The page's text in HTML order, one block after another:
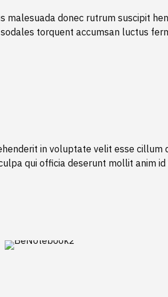
malesuada donec rutrum suscipit
torquent accumsan luctus
in voluptate velit esse cillum
qui officia deserunt mollit anim id